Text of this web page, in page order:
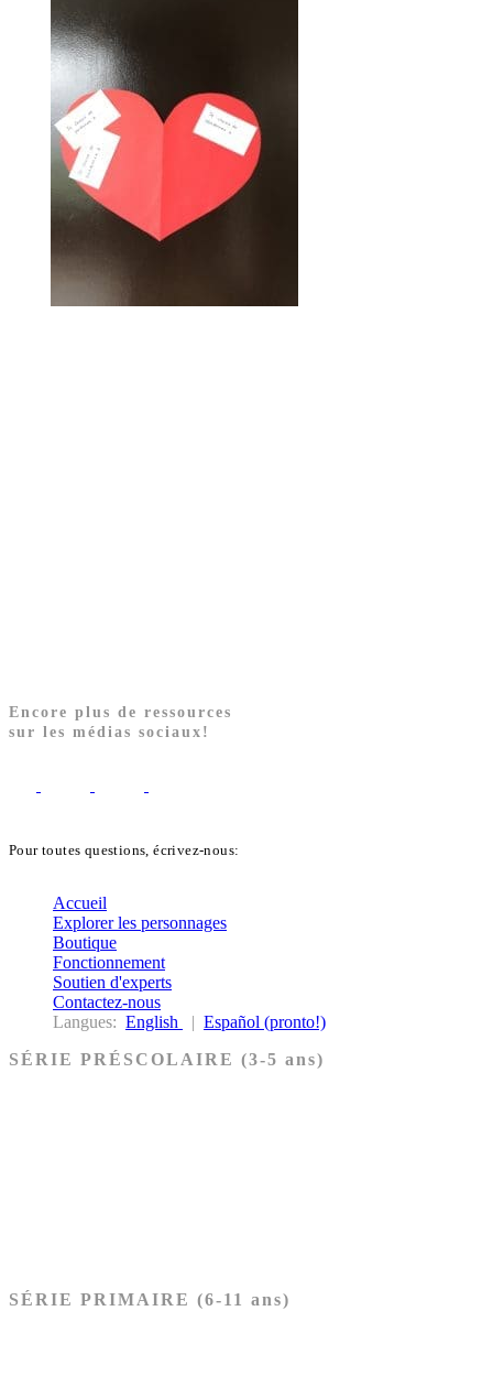
Encore plus de ressources
sur les médias sociaux!
Pour toutes questions, écrivez-nous:
Accueil
Explorer les personnages
Boutique
Fonctionnement
Soutien d'experts
Contactez-nous
Langues: English | Español (pronto!)
SÉRIE PRÉSCOLAIRE (3-5 ans)
SÉRIE PRIMAIRE (6-11 ans)